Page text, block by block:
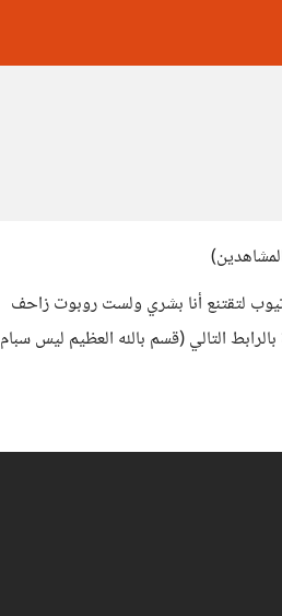
لتقتنع أنا بشري ولست روبوت زاحف
التالي (قسم بالله العظيم ليس سبام